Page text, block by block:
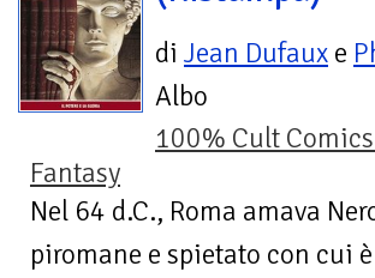
di Jean Dufaux e
Albo
100% Cult
Fantasy
Nel 64 d.C., Roma amava
piromane e spietato con cui